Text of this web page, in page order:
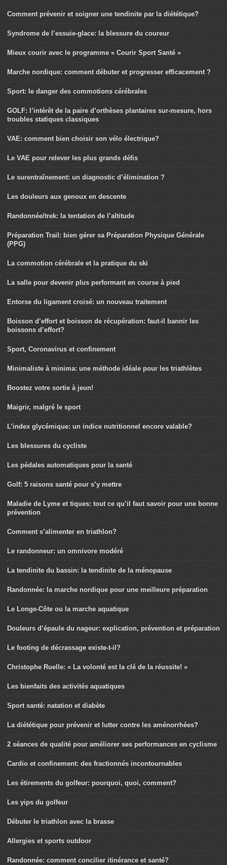
Comment prévenir et soigner une tendinite par la diététique?
Syndrome de l’essuie-glace: la blessure du coureur
Mieux courir avec le programme « Courir Sport Santé »
Marche nordique: comment débuter et progresser efficacement ?
Sport: le danger des commotions cérébrales
GOLF: l’intérêt de la paire d’orthèses plantaires sur-mesure, hors
troubles statiques classiques
VAE: comment bien choisir son vélo électrique?
Le VAE pour relever les plus grands défis
Le surentraînement: un diagnostic d’élimination ?
Les douleurs aux genoux en descente
Randonnée/trek: la tentation de l’altitude
Préparation Trail: bien gérer sa Préparation Physique Générale
(PPG)
La commotion cérébrale et la pratique du ski
La salle pour devenir plus performant en course à pied
Entorse du ligament croisé: un nouveau traitement
Boisson d’effort et boisson de récupération: faut-il bannir les
boissons d’effort?
Sport, Coronavirus et confinement
Minimaliste à minima: une méthode idéale pour les triathlètes
Boostez votre sortie à jeun!
Maigrir, malgré le sport
L’index glycémique: un indice nutritionnel encore valable?
Les blessures du cycliste
Les pédales automatiques pour la santé
Golf: 5 raisons santé pour s’y mettre
Maladie de Lyme et tiques: tout ce qu’il faut savoir pour une bonne
prévention
Comment s’alimenter en triathlon?
Le randonneur: un omnivore modéré
La tendinite du bassin: la tendinite de la ménopause
Randonnée: la marche nordique pour une meilleure préparation
Le Longe-Côte ou la marche aquatique
Douleurs d’épaule du nageur: explication, prévention et préparation
Le footing de décrassage existe-t-il?
Christophe Ruelle: « La volonté est la clé de la réussite! »
Les bienfaits des activités aquatiques
Sport santé: natation et diabète
La diététique pour prévenir et lutter contre les aménorrhées?
2 séances de qualité pour améliorer ses performances en cyclisme
Cardio et confinement: des fractionnés incontournables
Les étirements du golfeur: pourquoi, quoi, comment?
Les yips du golfeur
Débuter le triathlon avec la brasse
Allergies et sports outdoor
Randonnée: comment concilier itinérance et santé?